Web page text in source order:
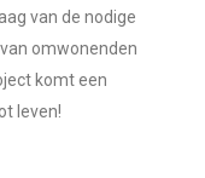
van de nodige
omwonenden
komt een
leven!